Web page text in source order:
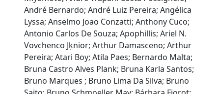
André Bernardo; André Luiz Pereira; Angélica
Lyssa; Anselmo Joao Conzatti; Anthony Cuco;
Antonio Carlos De Souza; Apophillis; Ariel N.
Vovchenco Jķnior; Arthur Damasceno; Arthur
Pereira; Atari Boy; Atila Paes; Bernardo Malta;
Bruna Castro Alves Plank; Bruna Karla Santos;
Bruno Marques ; Bruno Lima Da Silva; Bruno